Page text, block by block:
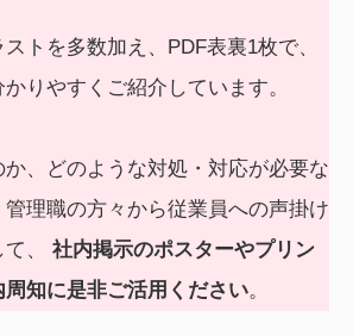
トを多数加え、PDF表裏1枚で、
りやすくご紹介しています。
、どのような対処・対応が必要な
理職の方々から従業員への声掛け
、 社内掲示のポスターやプリン
周知に是非ご活用ください。